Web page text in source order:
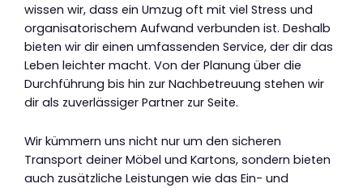
wissen wir, dass ein Umzug oft mit viel Stress und
organisatorischem Aufwand verbunden ist. Deshalb
bieten wir dir einen umfassenden Service, der dir das
Leben leichter macht. Von der Planung über die
Durchführung bis hin zur Nachbetreuung stehen wir
dir als zuverlässiger Partner zur Seite.
Wir kümmern uns nicht nur um den sicheren
Transport deiner Möbel und Kartons, sondern bieten
auch zusätzliche Leistungen wie das Ein- und